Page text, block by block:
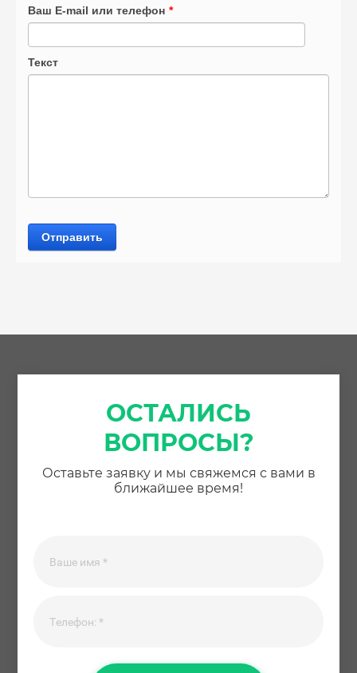
Ваш E-mail или телефон *
Текст
Отправить
ОСТАЛИСЬ
ВОПРОСЫ?
Оставьте заявку и мы свяжемся с вами в
ближайшее время!